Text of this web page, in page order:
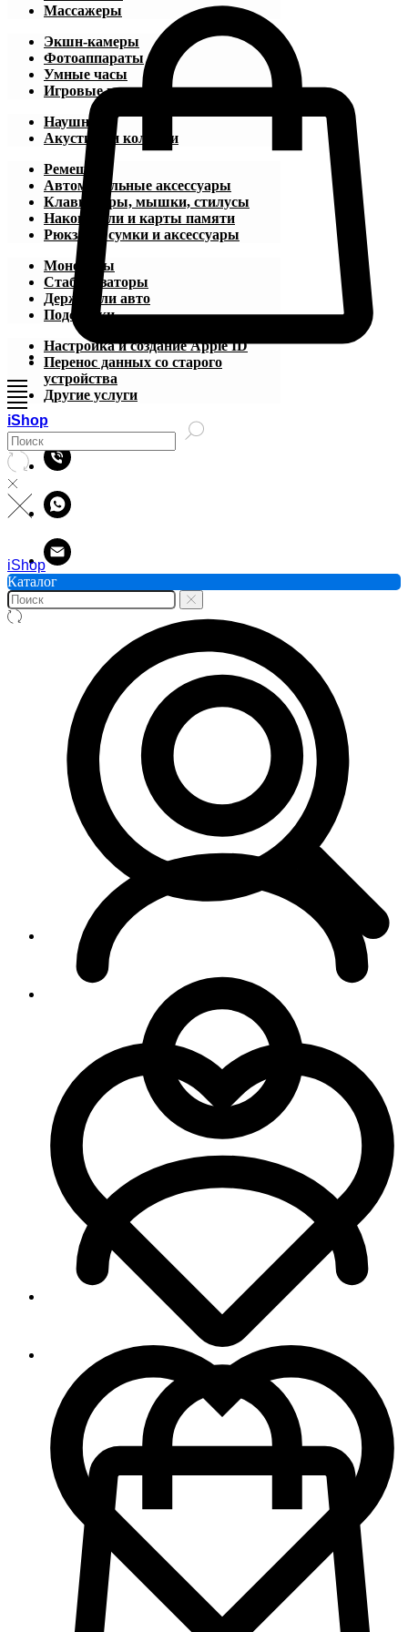
iShop
Массажеры
Экшн-камеры
Фотоаппараты
Умные часы
Игровые приставки
Наушники
Акустика и колонки
Ремешки
Автомобильные аксессуары
Клавиатуры, мышки, стилусы
Накопители и карты памяти
Рюкзаки, сумки и аксессуары
Моноподы
Стабилизаторы
Держатели авто
Подставки
Настройка и создание Apple ID
Перенос данных со старого
устройства
Другие услуги
iShop
Каталог